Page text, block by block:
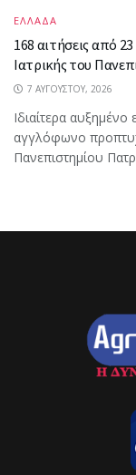
ΕΛΛΑΔΑ
168 αιτήσεις από
Ιατρικής του
7 ΑΥΓΟΎΣΤΟΥ, 2026
Ιδιαίτερα αυξημένο
αγγλόφωνο
Πανεπιστημίου